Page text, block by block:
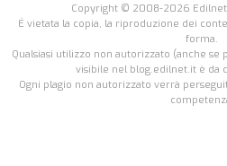
Copyright © 2008-2026
É vietata la copia, la riproduzione dei
forma.
Qualsiasi utilizzo non autorizzato (anche
visibile nel blog.edilnet.it è da
Ogni plagio non autorizzato verrà